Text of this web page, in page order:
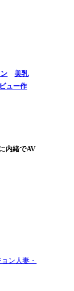
美乳
ュー作
内緒でAV
ン 人妻・